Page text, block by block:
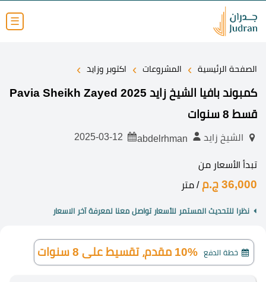
☰
الصفحة الرئيسية › المشروعات › اكتوبر وزايد ›
كمبوند بافيا الشيخ زايد 2025 Pavia Sheikh Zayed
قسط 8 سنوات
الشيخ زايد
تبدأ الأسعار من
36,000 ج.م / متر
نظرا للتحديث المستمر للأسعار تواصل معنا لمعرفة آخر الاسعار
خطة الدفع 10% مقدم، تقسيط على 8 سنوات